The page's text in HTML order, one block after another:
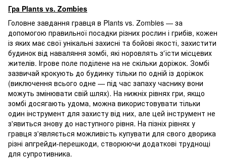
Гра Plants vs. Zombies
Головне завдання гравця в Plants vs. Zombies — за
допомогою правильної посадки різних рослин і грибів, кожен
із яких має свої унікальні захисні та бойові якості, захистити
будинок від наваляння зомбі, які норовлять з'їсти місцевих
жителів. Ігрове поле поділене на не скільки доріжок. Зомбі
зазвичай крокують до будинку тільки по одній із доріжок
(виключення всього одне — під час запаху часнику вони
можуть змінювати свій шлях). На нижніх рівнях гри, якщо
зомбі досягають удома, можна використовувати тільки
один інструмент для захисту від них, але цей інструмент не
з'явиться знову до наступного рівня. На пізніх рівнях у
гравця з'являється можливість купувати для свого дворика
різні апгрейди-перешкоди, створюючи додаткові труднощі
для супротивника.